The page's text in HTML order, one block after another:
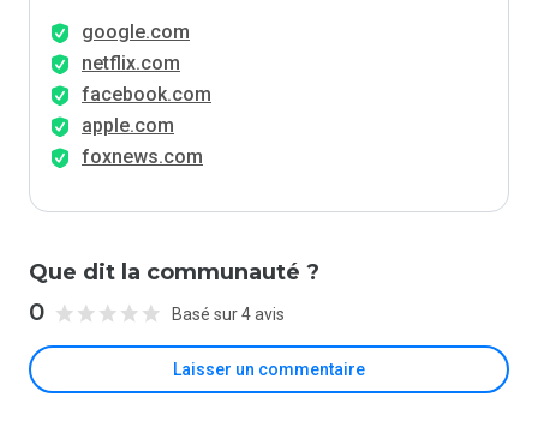
google.com
netflix.com
facebook.com
apple.com
foxnews.com
Que dit la communauté ?
0 Basé sur 4 avis
Laisser un commentaire